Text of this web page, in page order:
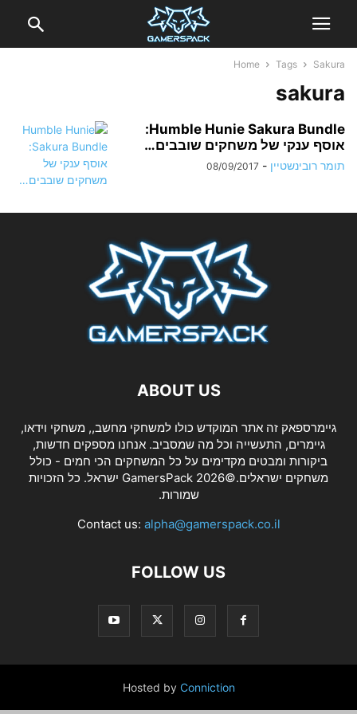
Home Tags Sakura
sakura
Humble Hunie Sakura Bundle:
אוסף ענקי של משחקים שובבים…
תומר רובינשטיין -
08/09/2017
ABOUT US
גיימרספאק זה אתר המוקדש כולו למשחקי מחשב,, משחקי וידאו,
גיימרים, התעשייה וכל מה שמסביב. אנחנו מספקים חדשות,
ביקורות ומבטים מקדימים על כל המשחקים הכי חמים - כולל
משחקים ישראלים.©2026 GamersPack ישראל. כל הזכויות
שמורות.
Contact us: alpha@gamerspack.co.il
FOLLOW US
Hosted by Conniction